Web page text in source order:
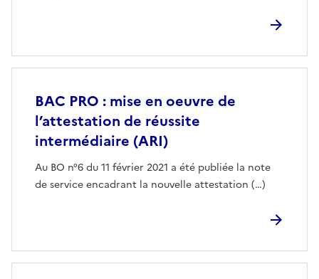
BAC PRO : mise en oeuvre de
l’attestation de réussite
intermédiaire (ARI)
Au BO n°6 du 11 février 2021 a été publiée la note
de service encadrant la nouvelle attestation (…)